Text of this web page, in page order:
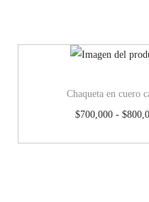
Chaqueta en cuero
$700,000 - $